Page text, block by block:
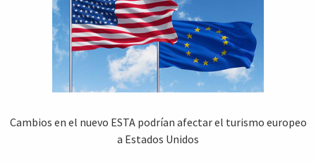
Cambios en el nuevo ESTA podrían afectar el turismo europeo
a Estados Unidos